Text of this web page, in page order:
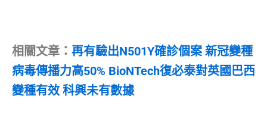
相關文章： 再有驗出N501Y確診個案 新冠變種
病毒傳播力高50% BioNTech復必泰對英國巴西
變種有效 科興未有數據